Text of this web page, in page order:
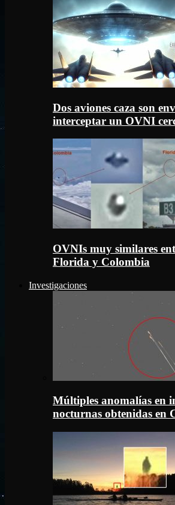
Dos aviones caza son
interceptar un OVNI
OVNIs muy similares
Florida y Colombia
Investigaciones
Múltiples anomalías en
nocturnas obtenidas en